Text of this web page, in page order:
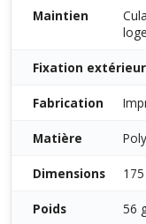
Maintien
Fixation
Fabrication
Matière
Dimensions
Poids 56